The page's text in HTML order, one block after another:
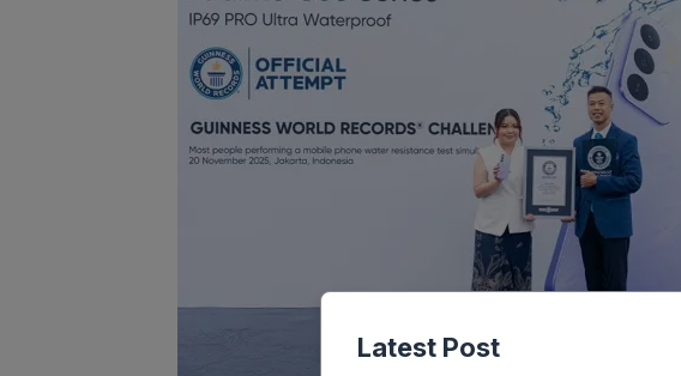
Latest Post